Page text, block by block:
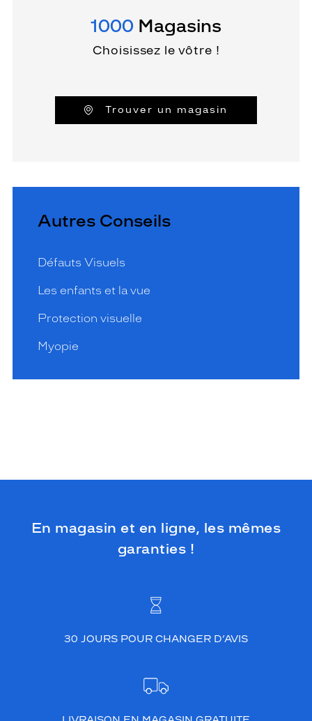
1000 Magasins
Choisissez le vôtre !
Trouver un magasin
Autres Conseils
Défauts Visuels
Les enfants et la vue
Protection visuelle
Myopie
En magasin et en ligne, les mêmes
garanties !
30 JOURS POUR CHANGER D’AVIS